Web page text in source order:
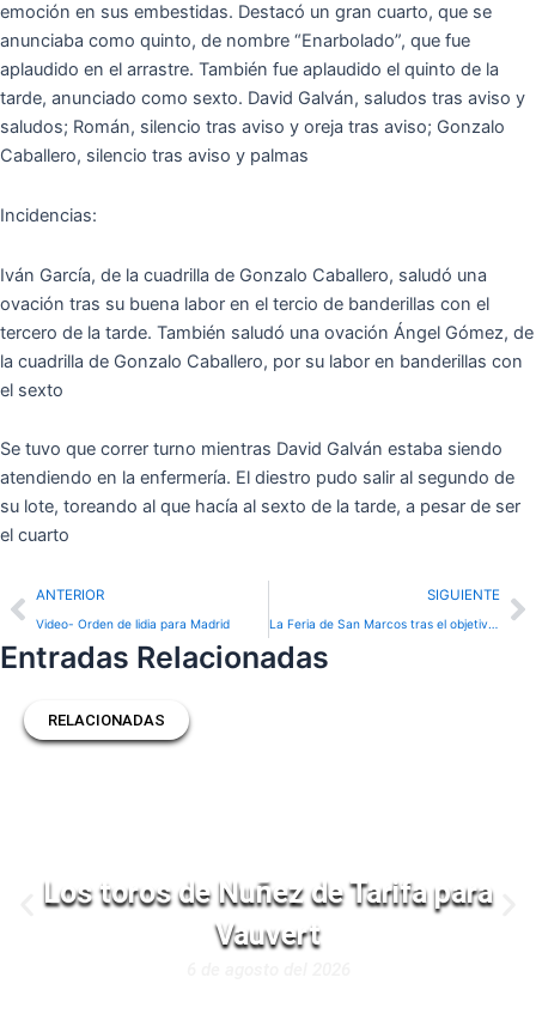
emoción en sus embestidas. Destacó un gran cuarto, que se
anunciaba como quinto, de nombre “Enarbolado”, que fue
aplaudido en el arrastre. También fue aplaudido el quinto de la
tarde, anunciado como sexto. David Galván, saludos tras aviso y
saludos; Román, silencio tras aviso y oreja tras aviso; Gonzalo
Caballero, silencio tras aviso y palmas
Incidencias:
Iván García, de la cuadrilla de Gonzalo Caballero, saludó una
ovación tras su buena labor en el tercio de banderillas con el
tercero de la tarde. También saludó una ovación Ángel Gómez, de
la cuadrilla de Gonzalo Caballero, por su labor en banderillas con
el sexto
Se tuvo que correr turno mientras David Galván estaba siendo
atendiendo en la enfermería. El diestro pudo salir al segundo de
su lote, toreando al que hacía al sexto de la tarde, a pesar de ser
el cuarto
Prev
ANTERIOR
Video- Orden de lidia para Madrid
SIGUIENTE
La Feria de San Marcos tras el objetivo de Emilio Méndez
Entradas Relacionadas
RELACIONADAS
Los toros de Nuñez de Tarifa para
Vauvert